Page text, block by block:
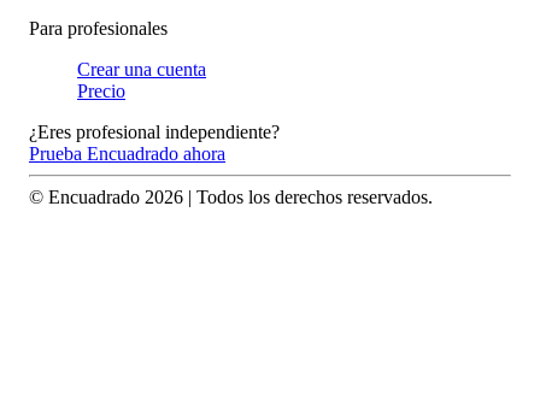
Para profesionales
Crear una cuenta
Precio
¿Eres profesional independiente?
Prueba Encuadrado ahora
© Encuadrado 2026 | Todos los derechos reservados.